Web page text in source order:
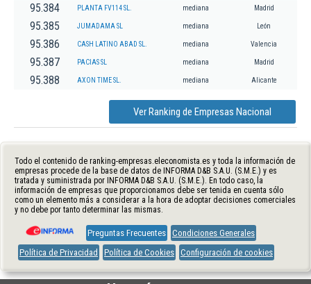
95.384 PLANTA FV114 SL. mediana Madrid
95.385 JUMADAMA SL mediana León
95.386 CASH LATINO ABAD SL. mediana Valencia
95.387 PACIAS SL mediana Madrid
95.388 AXON TIME SL. mediana Alicante
Ver Ranking de Empresas Nacional
Todo el contenido de ranking-empresas.eleconomista.es y toda la información de
empresas procede de la base de datos de INFORMA D&B S.A.U. (S.M.E.) y es
tratada y suministrada por INFORMA D&B S.A.U. (S.M.E.). En todo caso, la
información de empresas que proporcionamos debe ser tenida en cuenta sólo
como un elemento más a considerar a la hora de adoptar decisiones comerciales
y no debe por tanto determinar las mismas.
Preguntas Frecuentes Condiciones Generales
Política de Privacidad
Política de Cookies Configuración de cookies